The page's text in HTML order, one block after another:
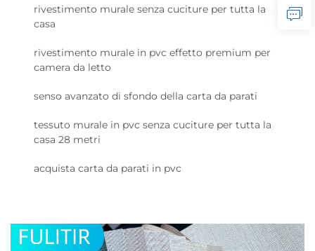
rivestimento murale senza cuciture per tutta la
casa
rivestimento murale in pvc effetto premium per
camera da letto
senso avanzato di sfondo della carta da parati
tessuto murale in pvc senza cuciture per tutta la
casa 28 metri
acquista carta da parati in pvc